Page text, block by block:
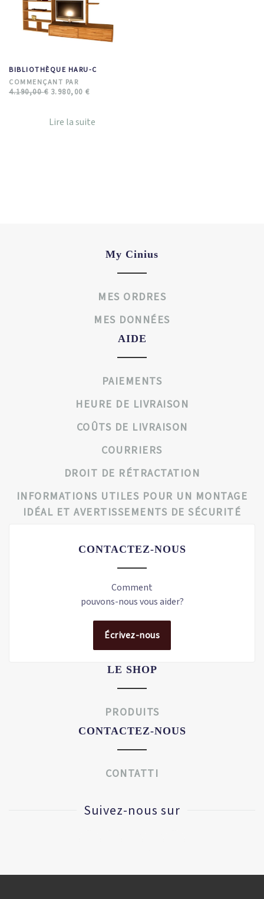
BIBLIOTHÈQUE HARU-C
4.190,00€ 3.980,00 €
Lire la suite
My Cinius
MES ORDRES
MES DONNÉES
AIDE
PAIEMENTS
HEURE DE LIVRAISON
COÛTS DE LIVRAISON
COURRIERS
DROIT DE RÉTRACTATION
INFORMATIONS UTILES POUR UN MONTAGE
IDÉAL ET AVERTISSEMENTS DE SÉCURITÉ
CONTACTEZ-NOUS
Comment
pouvons-nous vous aider?
Écrivez-nous
LE SHOP
PRODUITS
CONTACTEZ-NOUS
CONTATTI
Suivez-nous sur